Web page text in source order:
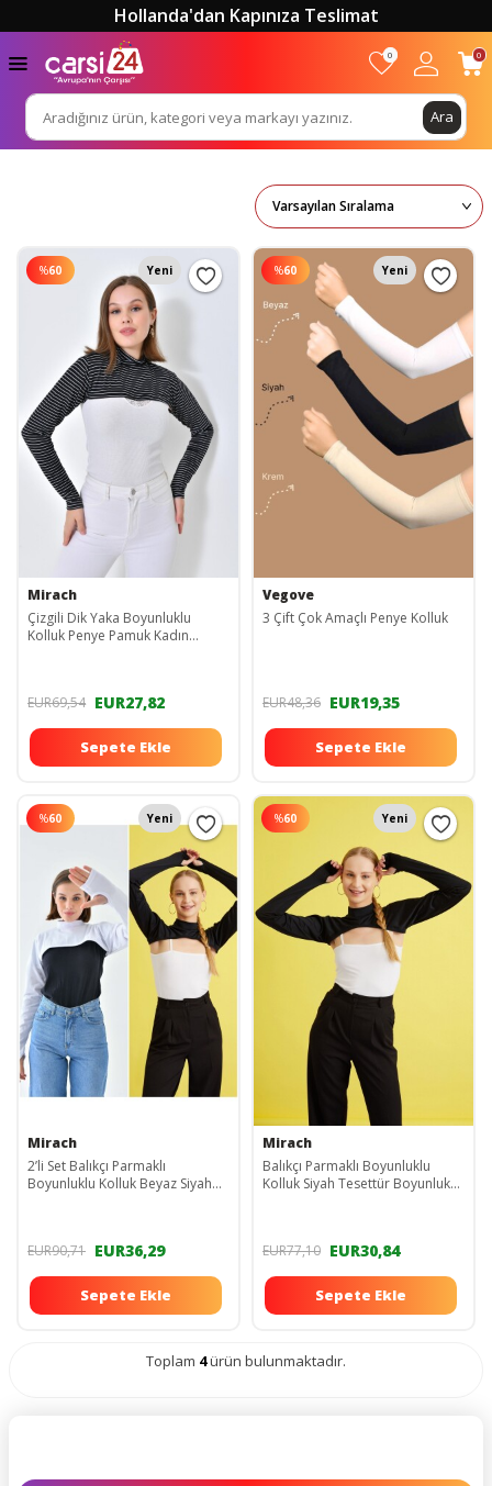
Hollanda'dan Kapınıza Teslimat
Ara
0 0
%60 Yeni
Mirach
Çizgili Dik Yaka Boyunluklu
Kolluk Penye Pamuk Kadın
EUR69,54 EUR27,82
Sepete Ekle
%60 Yeni
Vegove
3 Çift Çok Amaçlı Penye Kolluk
EUR48,36 EUR19,35
Sepete Ekle
%60 Yeni
Mirach
2’li Set Balıkçı Parmaklı
Boyunluklu Kolluk Beyaz Siyah
EUR90,71 EUR36,29
Sepete Ekle
%60 Yeni
Mirach
Balıkçı Parmaklı Boyunluklu
Kolluk Siyah Tesettür Boyunluk
EUR77,10 EUR30,84
Sepete Ekle
Toplam 4ürün bulunmaktadır.